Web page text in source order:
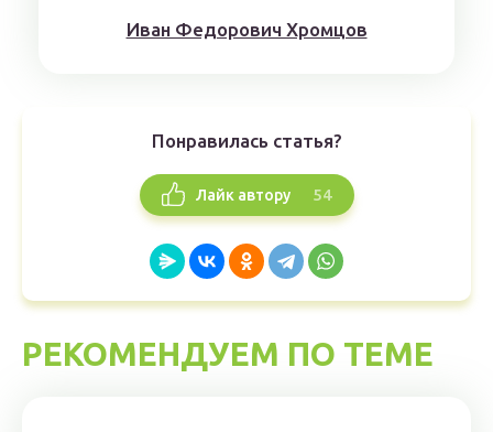
Иван Федорович Хромцов
Понравилась статья?
Лайк автору 54
РЕКОМЕНДУЕМ ПО ТЕМЕ